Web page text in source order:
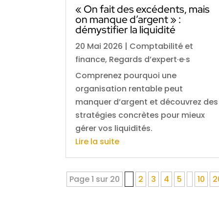
« On fait des excédents, mais
on manque d’argent » :
démystifier la liquidité
20 Mai 2026 | Comptabilité et
finance, Regards d’expert·e·s
Comprenez pourquoi une
organisation rentable peut
manquer d’argent et découvrez des
stratégies concrètes pour mieux
gérer vos liquidités.
Lire la suite
Page 1 sur 20 2 3 4 5 10